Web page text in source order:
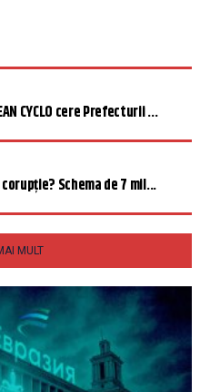
CYCLO cere Prefecturii ...
Schema de 7 mil...
MULT